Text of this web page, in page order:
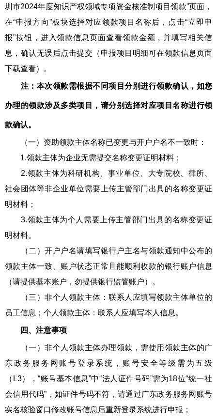
圳市2024年度知识产权领域专项资金核准制项目领款”页面，
在“申报方向”板块选择对应领款项目名称后，点击“立即申
报”按钮，进入领款信息页面查看领款金额，并填写相关信
息，确认无误后点击提交（申报项目明细可在领款信息页面
下载查看）。
注：本次领款需根据不同项目分别进行领款确认，如您
办理的领款涉及多类项目，请分别选择对应项目名称进行领
款确认。
（一）资助领款主体名称已变更与开户户名不一致时：
1.领款主体为企业无需提交名称变更证明材料；
2.领款主体为科研机构、事业单位、大专院校、律所、
社会团体等非企业单位需要上传主管部门出具的名称变更证
明材料；
3.领款主体为个人需要上传主管部门出具的名称变更证
明材料。
（二）开户户名请填写银行户主名与领款通知中公布的
领款主体一致、账户状态正常且能顺利收款的银行账户信息
（请提供基本账户，勿提供银行监管账户）。
（三）非个人领款主体：联系人应填写领款主体单位的
员工信息；个人领款主体：联系人应填写本人信息。
四、注意事项
（一）非个人领款主体办理领款，需使用领款主体的广
东政务服务网账号登录系统，账号安全等级需为五级
（L3），“账号基本信息”中“法人证件号码”需为18位“统一社
会信用代码”，如证件号码不符，请通过广东政务服务网账号
实名核验窗口修改账号信息后重新登录系统进行申报；